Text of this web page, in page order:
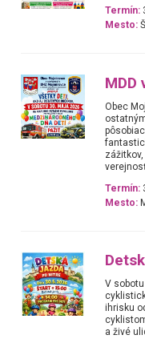
Termín:
Mesto:
MDD
Obec
Termín:
Mesto:
V
ihrisku
a živé